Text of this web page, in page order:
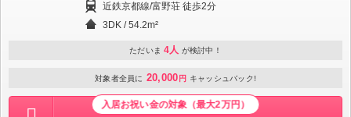
近鉄京都線/富野荘 徒歩2分
3DK / 54.2m²
ただいま 4人 が検討中！
対象者全員に 20,000 円 キャッシュバック!
入居お祝い金の対象（最大2万円）